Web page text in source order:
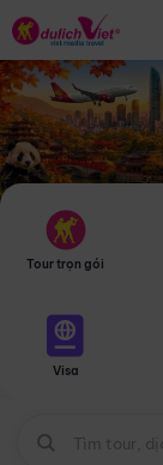
Tour trọn gói
Visa